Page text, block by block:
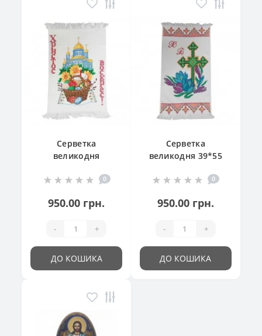
Серветка
великодня
кошик"
0
950.00 грн.
- +
ДО КОШИКА
Серветка
великодня 39*55
0
950.00 грн.
- +
ДО КОШИКА